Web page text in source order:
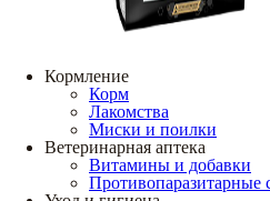
Кормление
Корм
Лакомства
Миски и поилки
Ветеринарная аптека
Витамины и добавки
Противопаразитарные